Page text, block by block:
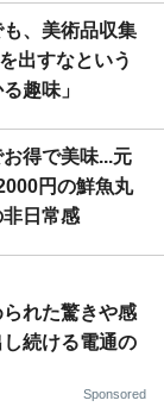
、美術品収集
出すなという
趣味」
得で美味...元
円の鮮魚丸
日常感
られた驚きや感
続ける電通の
Sponsored